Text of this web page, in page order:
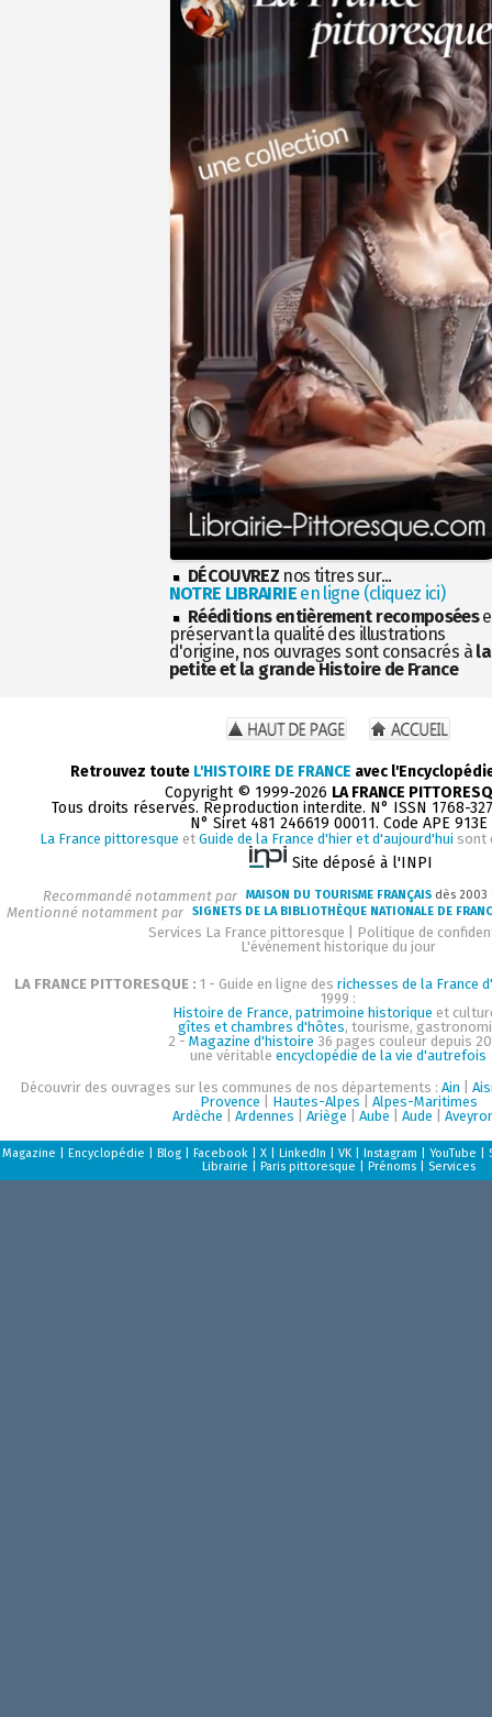
DÉCOUVREZ nos titres sur...
NOTRE LIBRAIRIEen ligne (cliquez ici)
Rééditions entièrement recomposées
préservant la qualité des illustrations
d'origine, nos ouvrages sont consacrés à la
petite et la grande Histoire de France
Retrouvez toute L'HISTOIRE DE FRANCE avec
Copyright © 1999-2026 LA FRANCE
Tous droits réservés. Reproduction interdite. N° ISSN 1768-
N° Siret 481 246619 00011. Code APE 913E
La France pittoresque et Guide de la France d'hier et d'aujourd'hui sont
Site déposé à l'INPI
Recommandé notamment par MAISON DU TOURISME FRANÇAIS dès
Mentionné notamment par SIGNETS DE LA BIBLIOTHÈQUE NATIONALE DE
Services La France pittoresque
Politique de
L'événement historique du jour
LA FRANCE PITTORESQUE : 1 - Guide en ligne des richesses de la France
1999 :
Histoire de France, patrimoine historique et
gîtes et chambres d'hôtes, tourisme,
2 - Magazine d'histoire 36 pages couleur depuis
une véritable encyclopédie de la vie d'autrefois
Découvrir des ouvrages sur les communes de nos départements : Ain
Provence
Hautes-Alpes
Alpes-Maritimes
Ardèche
Ardennes Ariège Aube Aude
Magazine Encyclopédie Blog| Facebook| X| LinkedIn VK| Instagram YouTube
Librairie
Paris pittoresque Prénoms| Services